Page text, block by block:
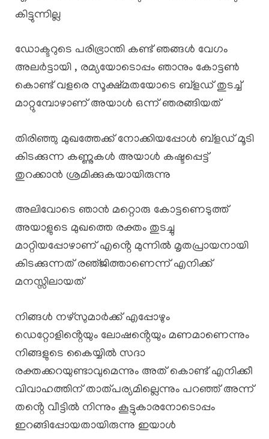
കിട്ടുന്നില്ല
ഡോക്ടറുടെ പരിഭ്രാന്തി കണ്ട് ഞങ്ങൾ വേഗം
അലർട്ടായി , രമ്യയോടൊപ്പം ഞാനും കോട്ടൺ
കൊണ്ട് വളരെ സൂക്ഷ്മതയോടെ ബ്ളഡ് തുടച്ച്
മാറ്റുമ്പോഴാണ് അയാൾ ഒന്ന് ഞരങ്ങിയത്
തിരിഞ്ഞു മുഖത്തേക്ക് നോക്കിയപ്പോൾ ബ്ളഡ് മൂടി
കിടക്കുന്ന കണ്ണുകൾ അയാൾ കഷ്ടപ്പെട്ട്
തുറക്കാൻ ശ്രമിക്കുകയായിരുന്നു
അലിവോടെ ഞാൻ മറ്റൊരു കോട്ടണെടുത്ത്
അയാളുടെ മുഖത്തെ രക്തം തുടച്ചു
മാറ്റിയപ്പോഴാണ് എൻ്റെ മുന്നിൽ മൃതപ്രായനായി
കിടക്കുന്നത് രഞ്‌ജിത്താണെന്ന് എനിക്ക്
മനസ്സിലായത്
നിങ്ങൾ നഴ്സുമാർക്ക് എപ്പോഴും
ഡെറ്റോളിൻ്റെയും ലോഷൻ്റെയും മണമാണെന്നും
നിങ്ങളുടെ കൈയ്യിൽ സദാ
രക്തക്കറയുണ്ടാവുമെന്നും അത് കൊണ്ട് എനിക്കീ
വിവാഹത്തിന് താത്പര്യമില്ലെന്നും പറഞ്ഞ് അന്ന്
തൻ്റെ വീട്ടിൽ നിന്നും കൂട്ടുകാരനോടൊപ്പം
ഇറങ്ങിപ്പോയതായിരുന്നു ഇയാൾ